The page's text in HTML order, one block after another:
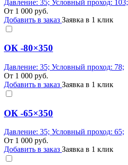
Давление: 35; Условный проход: 103;
От 1 000 руб.
Добавить в заказ Заявка в 1 клик
ОК -80×350
Давление: 35; Условный проход: 78;
От 1 000 руб.
Добавить в заказ Заявка в 1 клик
ОК -65×350
Давление: 35; Условный проход: 65;
От 1 000 руб.
Добавить в заказ Заявка в 1 клик